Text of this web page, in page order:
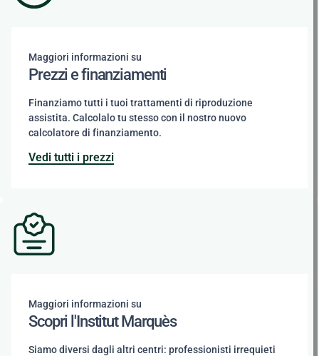
Maggiori informazioni su
Prezzi e finanziamenti
Finanziamo tutti i tuoi trattamenti di riproduzione
assistita. Calcolalo tu stesso con il nostro nuovo
calcolatore di finanziamento.
Vedi tutti i prezzi
Maggiori informazioni su
Scopri l'Institut Marquès
Siamo diversi dagli altri centri: professionisti irrequieti